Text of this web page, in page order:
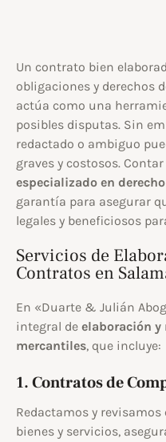
Un contrato bien
obligaciones y derechos
actúa como una
posibles disputas. Sin
redactado o ambiguo
graves y costosos.
especializado en
garantía para asegurar
legales y beneficiosos
Servicios de
Contratos en
En «Duarte & Julián
integral de elaboración y
mercantiles, que incluye:
1. Contratos de
Redactamos y
bienes y servicios,